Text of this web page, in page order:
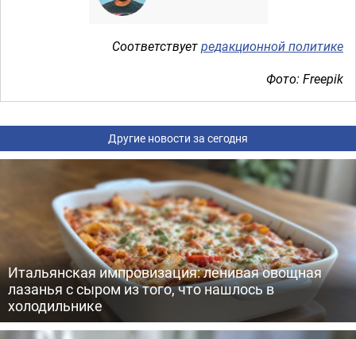
Соответствуетредакционной политике
Фото: Freepik
Другие новости за сегодня
Итальянская импровизация: ленивая овощная
лазанья с сыром из того, что нашлось в
холодильнике